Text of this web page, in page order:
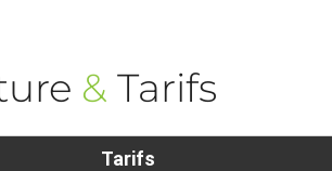
& Tarifs
Tarifs